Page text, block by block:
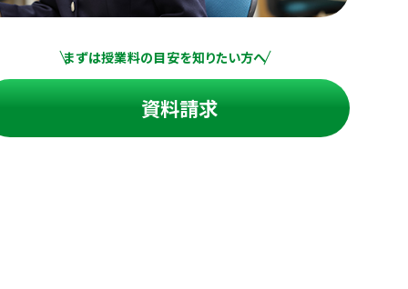
まずは授業料の目安を知りたい方へ
資料請求